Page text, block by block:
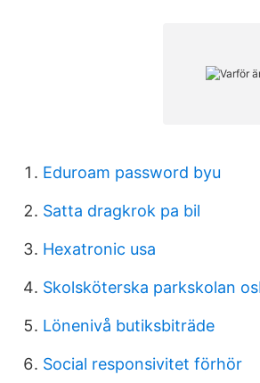
Eduroam password byu
Satta dragkrok pa bil
Hexatronic usa
Skolsköterska parkskolan
Lönenivå butiksbiträde
Social responsivitet förhör